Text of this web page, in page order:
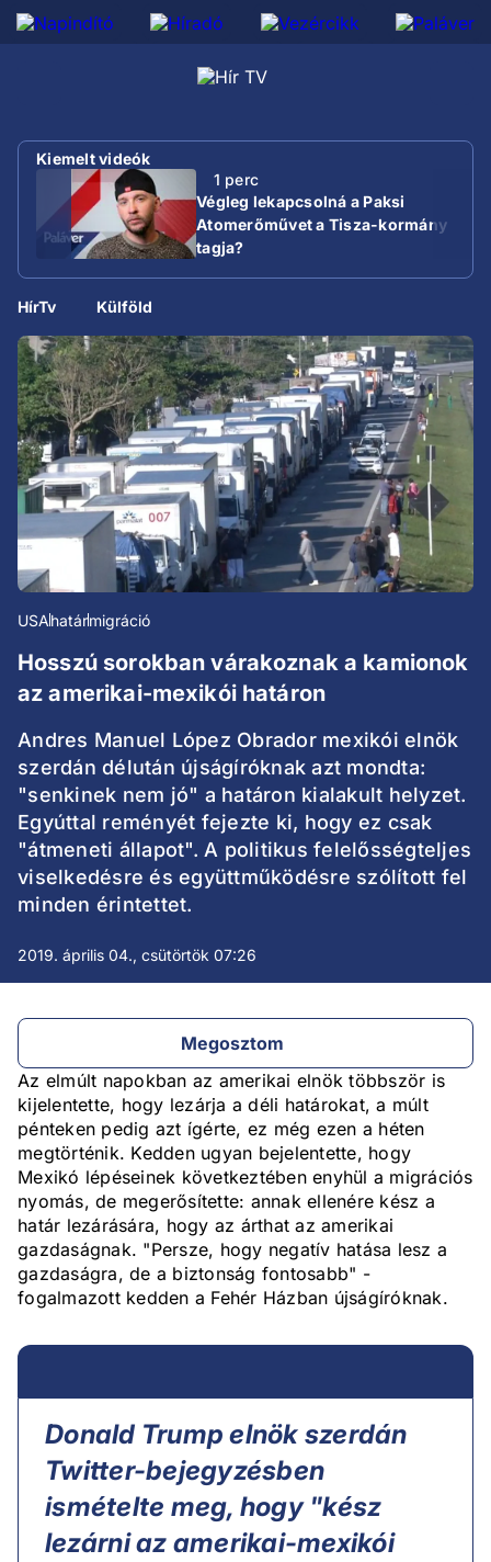
Kiemelt videók
1 perc
Végleg lekapcsolná a Paksi
Atomerőművet a Tisza-kormány
tagja?
HírTv Külföld
USAhatármigráció
Hosszú sorokban várakoznak a kamionok
az amerikai-mexikói határon
Andres Manuel López Obrador mexikói elnök
szerdán délután újságíróknak azt mondta:
"senkinek nem jó" a határon kialakult helyzet.
Egyúttal reményét fejezte ki, hogy ez csak
"átmeneti állapot". A politikus felelősségteljes
viselkedésre és együttműködésre szólított fel
minden érintettet.
2019. április 04., csütörtök 07:26
Megosztom
Az elmúlt napokban az amerikai elnök többször is
kijelentette, hogy lezárja a déli határokat, a múlt
pénteken pedig azt ígérte, ez még ezen a héten
megtörténik. Kedden ugyan bejelentette, hogy
Mexikó lépéseinek következtében enyhül a migrációs
nyomás, de megerősítette: annak ellenére kész a
határ lezárására, hogy az árthat az amerikai
gazdaságnak. "Persze, hogy negatív hatása lesz a
gazdaságra, de a biztonság fontosabb" -
fogalmazott kedden a Fehér Házban újságíróknak.
Donald Trump elnök szerdán
Twitter-bejegyzésben
ismételte meg, hogy "kész
lezárni az amerikai-mexikói